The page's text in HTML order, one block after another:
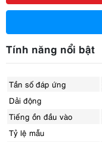
Tính năng nổi bật
Tần số đáp ứng
Dải động
Tiếng ồn đầu vào
Tỷ lệ mẫu